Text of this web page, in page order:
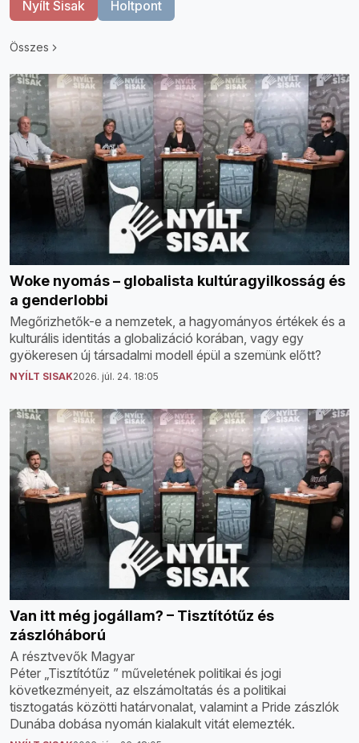
Nyílt Sisak Holtpont
Összes
Woke nyomás – globalista kultúragyilkosság és
a genderlobbi
Megőrizhetők-e a nemzetek, a hagyományos értékek és a
kulturális identitás a globalizáció korában, vagy egy
gyökeresen új társadalmi modell épül a szemünk előtt?
NYÍLT SISAK2026. júl. 24. 18:05
Van itt még jogállam? – Tisztítótűz és
zászlóháború
A résztvevők Magyar
Péter „Tisztítótűz ” műveletének politikai és jogi
következményeit, az elszámoltatás és a politikai
tisztogatás közötti határvonalat, valamint a Pride zászlók
Dunába dobása nyomán kialakult vitát elemezték.